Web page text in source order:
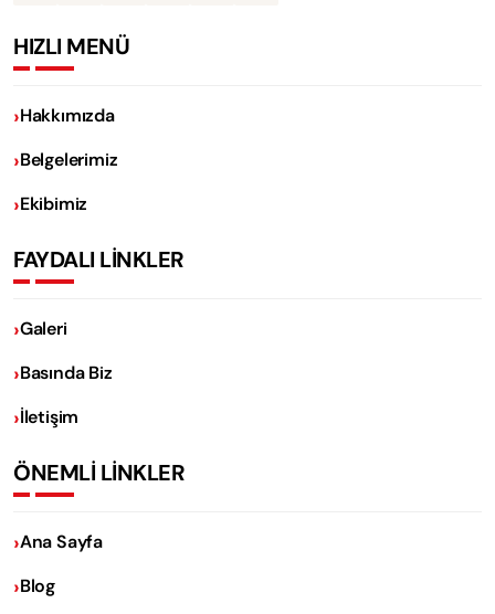
HIZLI MENÜ
Hakkımızda
Belgelerimiz
Ekibimiz
FAYDALI LİNKLER
Galeri
Basında Biz
İletişim
ÖNEMLİ LİNKLER
Ana Sayfa
Blog